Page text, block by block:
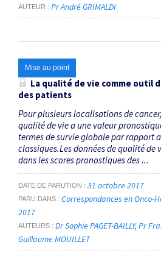
AUTEUR Pr André GRIMALDI
Mise au point
La qualité de vie comme outil
des patients
Pour plusieurs localisations de
qualité de vie a une valeur
termes de survie globale par rapport
classiques.Les données de qualité de
dans les scores pronostiques des ...
DATE DE PARUTION 31 octobre 2017
PARU DANS
Correspondances en Onco-
2017
AUTEURS Dr Sophie PAGET-BAILLY Pr
Guillaume MOUILLET